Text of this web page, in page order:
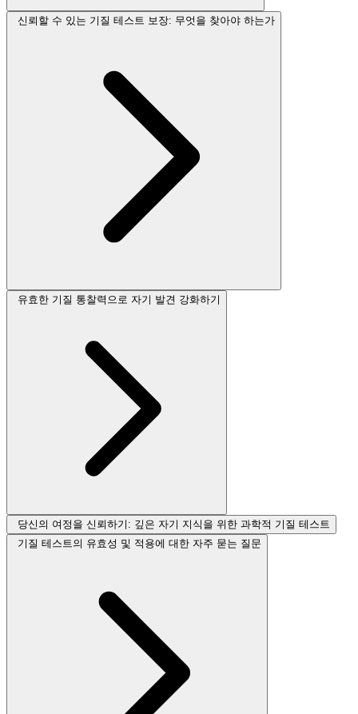
신뢰할 수 있는 기질 테스트 보장: 무엇을 찾아야 하는가
유효한 기질 통찰력으로 자기 발견 강화하기
당신의 여정을 신뢰하기: 깊은 자기 지식을 위한 과학적 기질 테스트
기질 테스트의 유효성 및 적용에 대한 자주 묻는 질문